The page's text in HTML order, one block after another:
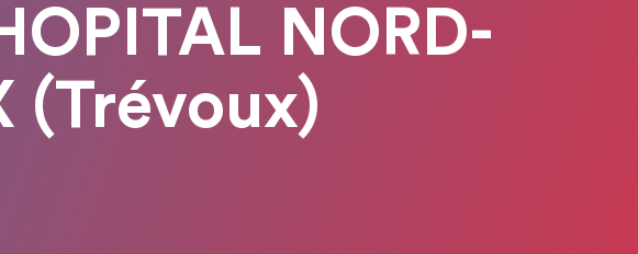
NORD-
(Trévoux)